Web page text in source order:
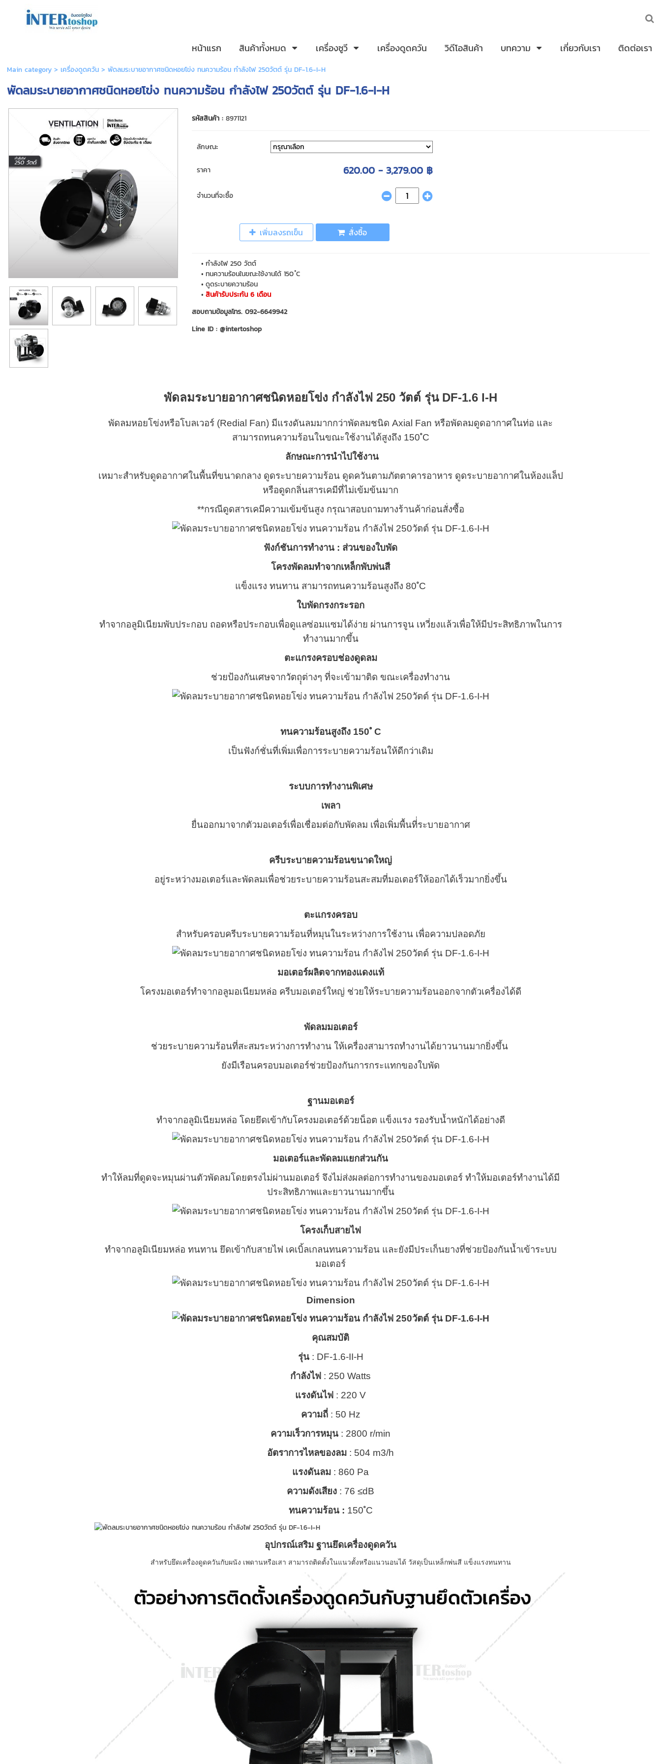
หน้าแรก สินค้าทั้งหมด เครื่องซูวี เครื่องดูดควัน วิดีโอสินค้า บทความ เกี่ยวกับเรา ติดต่อเรา
Main category> เครื่องดูดควัน> พัดลมระบายอากาศชนิดหอยโข่ง ทนความร้อน กำลังไฟ 250วัตต์ รุ่น DF-1.6-I-H
พัดลมระบายอากาศชนิดหอยโข่ง ทนความร้อน กำลังไฟ 250วัตต์ รุ่น DF-1.6-I-H
รหัสสินค้า : 8971121
ลักษณะ
ราคา 620.00 - 3,279.00 ฿
จำนวนที่จะซื้อ
เพิ่มลงรถเข็น สั่งซื้อ
กำลังไฟ 250 วัตต์
ทนความร้อนในขณะใช้งานได้ 150 ํC
ดูดระบายความร้อน
สินค้ารับประกัน 6 เดือน
สอบถามข้อมูลโทร. 092-6649942
Line ID : @intertoshop
พัดลมระบายอากาศชนิดหอยโข่ง กำลังไฟ 250 วัตต์ รุ่น DF-1.6 I-H
พัดลมหอยโข่งหรือโบลเวอร์ (Redial Fan) มีแรงดันลมมากกว่าพัดลมชนิด Axial Fan หรือพัดลมดูดอากาศในท่อ และ
สามารถทนความร้อนในขณะใช้งานได้สูงถึง 150 ํC
ลักษณะการนำไปใช้งาน
เหมาะสำหรับดูดอากาศในพื้นที่ขนาดกลาง ดูดระบายความร้อน ดูดควันตามภัตตาคารอาหาร ดูดระบายอากาศในห้องแล็ป
หรือดูดกลิ่นสารเคมีที่ไม่เข้มข้นมาก
**กรณีดูดสารเคมีความเข้มข้นสูง กรุณาสอบถามทางร้านค้าก่อนสั่งซื้อ
ฟังก์ชันการทำงาน : ส่วนของใบพัด
โครงพัดลมทำจากเหล็กพับพ่นสี
แข็งแรง ทนทาน สามารถทนความร้อนสูงถึง 80 ํC
ใบพัดกรงกระรอก
ทำจากอลูมิเนียมพับประกอบ ถอดหรือประกอบเพื่อดูแลซ่อมแซมได้ง่าย ผ่านการจูน เหวี่ยงแล้วเพื่อให้มีประสิทธิภาพในการ
ทำงานมากขึ้น
ตะแกรงครอบช่องดูดลม
ช่วยป้องกันเศษจากวัตถุุต่างๆ ที่จะเข้ามาติด ขณะเครื่องทำงาน
ทนความร้อนสูงถึง 150 ํ C
เป็นฟังก์ชั่นที่เพิ่มเพื่อการระบายความร้อนให้ดีกว่าเดิม
ระบบการทำงานพิเศษ
เพลา
ยื่นออกมาจากตัวมอเตอร์เพื่อเชื่อมต่อกับพัดลม เพื่อเพิ่มพื้นที่่ระบายอากาศ
ครีบระบายความร้อนขนาดใหญ่
อยู่ระหว่างมอเตอร์และพัดลมเพื่อช่วยระบายความร้อนสะสมที่มอเตอร์ให้ออกได้เร็วมากยิ่งขึ้น
ตะแกรงครอบ
สำหรับครอบครีบระบายความร้อนที่หมุนในระหว่างการใช้งาน เพื่อความปลอดภัย
มอเตอร์ผลิตจากทองแดงแท้
โครงมอเตอร์ทำจากอลูมอเนียมหล่อ ครีบมอเตอร์ใหญ่ ช่วยให้ระบายความร้อนออกจากตัวเครื่องได้ดี
พัดลมมอเตอร์
ช่วยระบายความร้อนที่สะสมระหว่างการทำงาน ให้เครื่องสามารถทำงานได้ยาวนานมากยิ่งขึ้น
ยังมีเรือนครอบมอเตอร์ช่วยป้องกันการกระแทกของใบพัด
ฐานมอเตอร์
ทำจากอลูมิเนียมหล่อ โดยยึดเข้ากับโครงมอเตอร์ด้วยน็อต แข็งแรง รองรับน้ำหนักได้อย่างดี
มอเตอร์และพัดลมแยกส่วนกัน
ทำให้ลมที่ดูดจะหมุนผ่านตัวพัดลมโดยตรงไม่ผ่านมอเตอร์ จึงไม่ส่งผลต่อการทำงานของมอเตอร์ ทำให้มอเตอร์ทำงานได้มี
ประสิทธิภาพและยาวนานมากขึ้น
โครงเก็บสายไฟ
ทำจากอลูมิเนียมหล่อ ทนทาน ยึดเข้ากับสายไฟ เคเบิ้ลเกลนทนความร้อน และยังมีประเก็นยางที่ช่วยป้องกันน้ำเข้าระบบ
มอเตอร์
Dimension
คุณสมบัติ
รุ่น: DF-1.6-II-H
กำลังไฟ : 250 Watts
แรงดันไฟ : 220 V
ความถี่: 50 Hz
ความเร็วการหมุน : 2800 r/min
อัตราการไหลของลม : 504 m3/h
แรงดันลม : 860 Pa
ความดังเสียง : 76 ≤dB
ทนความร้อน : 150 ํC
อุปกรณ์เสริม ฐานยึดเครื่องดูดควัน
สำหรับยึดเครื่องดูดควันกับผนัง เพดานหรือเสา สามารถติดตั้งในแนวตั้งหรือแนวนอนได้ วัสดุเป็นเหล็กพ่นสี แข็งแรงทนทาน